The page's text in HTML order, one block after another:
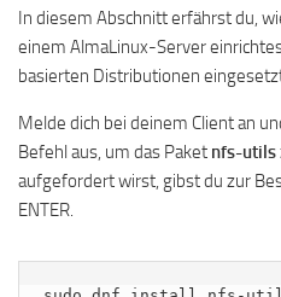
In diesem Abschnitt erfährst du,
einem AlmaLinux-Server
basierten Distributionen
Melde dich bei deinem Client an
Befehl aus, um das Paket nfs-utils
aufgefordert wirst, gibst du zur
ENTER.